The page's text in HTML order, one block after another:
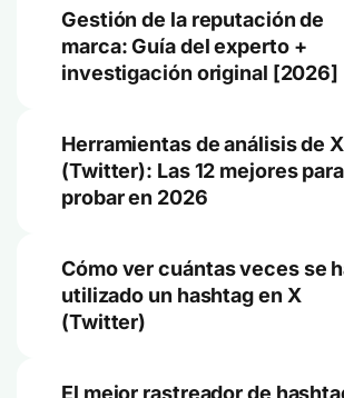
Gestión de la reputación de
marca: Guía del experto +
investigación original [2026]
Herramientas de análisis de X
(Twitter): Las 12 mejores para
probar en 2026
Cómo ver cuántas veces se
utilizado un hashtag en X
(Twitter)
El mejor rastreador de